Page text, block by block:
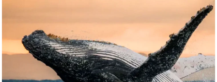
र्य
ट
स्थ